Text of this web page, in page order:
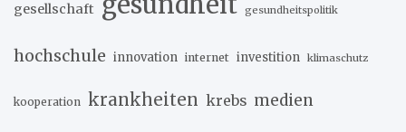
gesellschaft gesundheitspolitik
hochschule innovation internet investition klimaschutz
kooperation krankheiten krebs medien